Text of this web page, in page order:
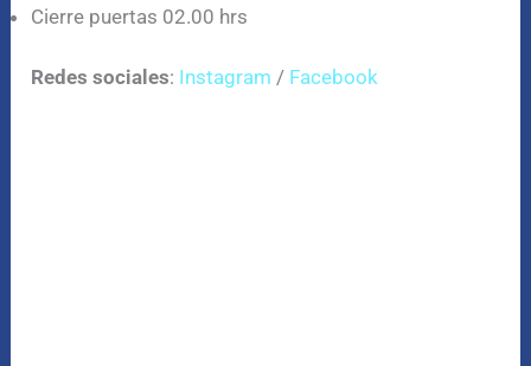
Cierre puertas 02.00 hrs
Redes sociales: Instagram / Facebook